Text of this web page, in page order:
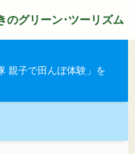
のグリーン･ツーリズム
親子で田んぼ体験」を